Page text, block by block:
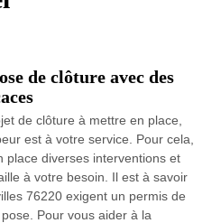
de clôture avec des
de clôture à mettre en place,
est à votre service. Pour cela,
place diverses interventions et
à votre besoin. Il est à savoir
76220 exigent un permis de
Pour vous aider à la